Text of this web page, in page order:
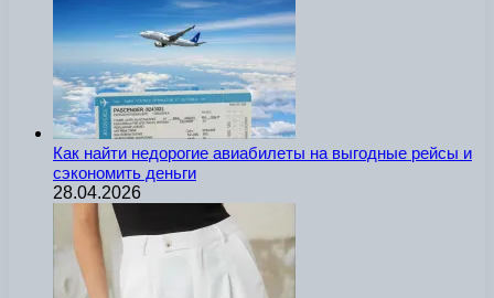
Как найти недорогие авиабилеты на выгодные рейсы и
сэкономить деньги
28.04.2026